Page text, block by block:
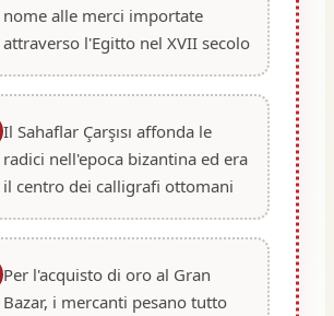
nome alle merci importate
attraverso l'Egitto nel XVII secolo
Il Sahaflar Çarşısı affonda le
radici nell'epoca bizantina ed era
il centro dei calligrafi ottomani
Per l'acquisto di oro al Gran
Bazar, i mercanti pesano tutto